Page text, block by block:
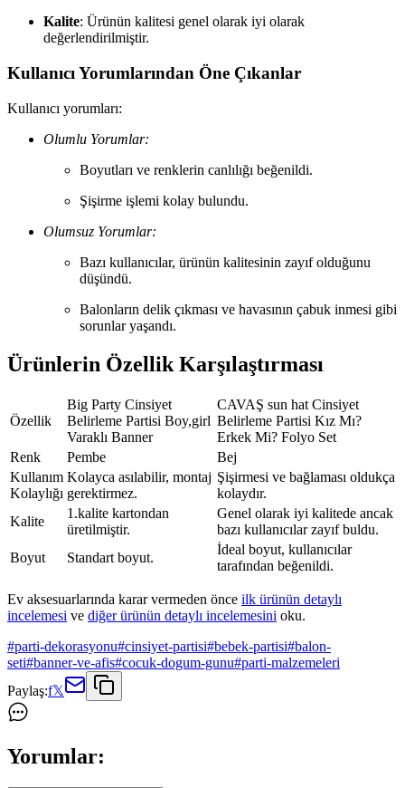
Kalite: Ürünün kalitesi genel olarak iyi olarak
değerlendirilmiştir.
Kullanıcı Yorumlarından Öne Çıkanlar
Kullanıcı yorumları:
Olumlu Yorumlar:
Boyutları ve renklerin canlılığı beğenildi.
Şişirme işlemi kolay bulundu.
Olumsuz Yorumlar:
Bazı kullanıcılar, ürünün kalitesinin zayıf olduğunu
düşündü.
Balonların delik çıkması ve havasının çabuk inmesi gibi
sorunlar yaşandı.
Ürünlerin Özellik Karşılaştırması
Özellik
Big Party Cinsiyet
Belirleme Partisi Boy,girl
Varaklı Banner
CAVAŞ sun hat Cinsiyet
Belirleme Partisi Kız Mı?
Erkek Mi? Folyo Set
Renk
Pembe
Bej
Kullanım
Kolaylığı
Kolayca asılabilir, montaj
gerektirmez.
Şişirmesi ve bağlaması oldukça
kolaydır.
Kalite
1.kalite kartondan
üretilmiştir.
Genel olarak iyi kalitede ancak
bazı kullanıcılar zayıf buldu.
Boyut
Standart boyut.
İdeal boyut, kullanıcılar
tarafından beğenildi.
Ev aksesuarlarında karar vermeden önce ilk ürünün detaylı
incelemesi ve diğer ürünün detaylı incelemesini oku.
#parti-dekorasyonu#cinsiyet-partisi#bebek-partisi#balon-
seti#banner-ve-afis#cocuk-dogum-gunu#parti-malzemeleri
Paylaş:f𝕏
Yorumlar: